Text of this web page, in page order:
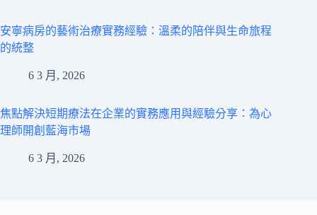
安寧病房的藝術治療實務經驗：溫柔的陪伴與生命旅程
的統整
6 3 月, 2026
焦點解決短期療法在企業的實務應用與經驗分享：為心
理師開創藍海市場
6 3 月, 2026